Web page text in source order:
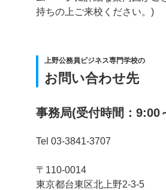
持ちの上ご来校ください。)
上野公務員ビジネス専門学校の
お問い合わせ先
事務局(受付時間：9:00
Tel 03-3841-3707
〒110-0014
東京都台東区北上野2-3-5